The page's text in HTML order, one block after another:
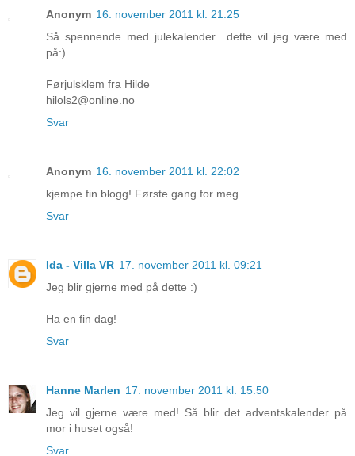
Anonym 16. november 2011 kl. 21:25
Så spennende med julekalender.. dette vil jeg være med
på:)
Førjulsklem fra Hilde
hilols2@online.no
Svar
Anonym 16. november 2011 kl. 22:02
kjempe fin blogg! Første gang for meg.
Svar
Ida - Villa VR 17. november 2011 kl. 09:21
Jeg blir gjerne med på dette :)
Ha en fin dag!
Svar
Hanne Marlen 17. november 2011 kl. 15:50
Jeg vil gjerne være med! Så blir det adventskalender på
mor i huset også!
Svar